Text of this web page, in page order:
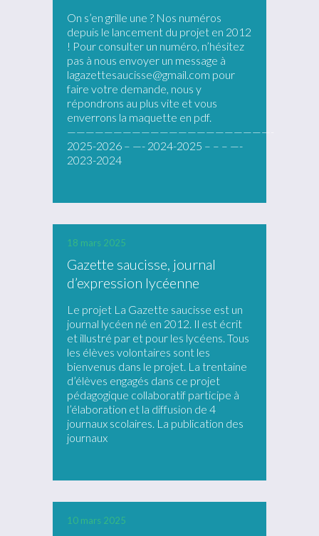
On s’en grille une ? Nos numéros
depuis le lancement du projet en 2012
! Pour consulter un numéro, n’hésitez
pas à nous envoyer un message à
lagazettesaucisse@gmail.com pour
faire votre demande, nous y
répondrons au plus vite et vous
enverrons la maquette en pdf.
——————————————————————-
2025-2026 – —- 2024-2025 – – – —-
2023-2024
18 mars 2025
Gazette saucisse, journal
d’expression lycéenne
Le projet La Gazette saucisse est un
journal lycéen né en 2012. Il est écrit
et illustré par et pour les lycéens. Tous
les élèves volontaires sont les
bienvenus dans le projet. La trentaine
d’élèves engagés dans ce projet
pédagogique collaboratif participe à
l’élaboration et la diffusion de 4
journaux scolaires. La publication des
journaux
10 mars 2025